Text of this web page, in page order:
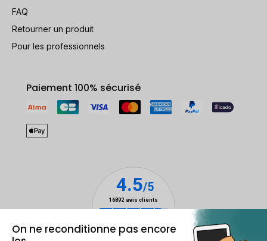
FAQ
Retourner un produit
Pour les professionnels
Paiement 100% sécurisé